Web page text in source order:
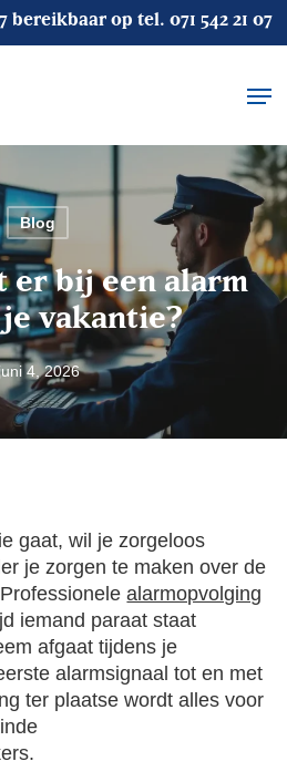
bereikbaar op tel. 071 542 21 07
Blog
er bij een alarm
vakantie?
4, 2026
gaat, wil je zorgeloos
je zorgen te maken over de
alarmopvolging
iemand paraat staat
afgaat tijdens je
alarmsignaal tot en met
ter plaatse wordt alles voor